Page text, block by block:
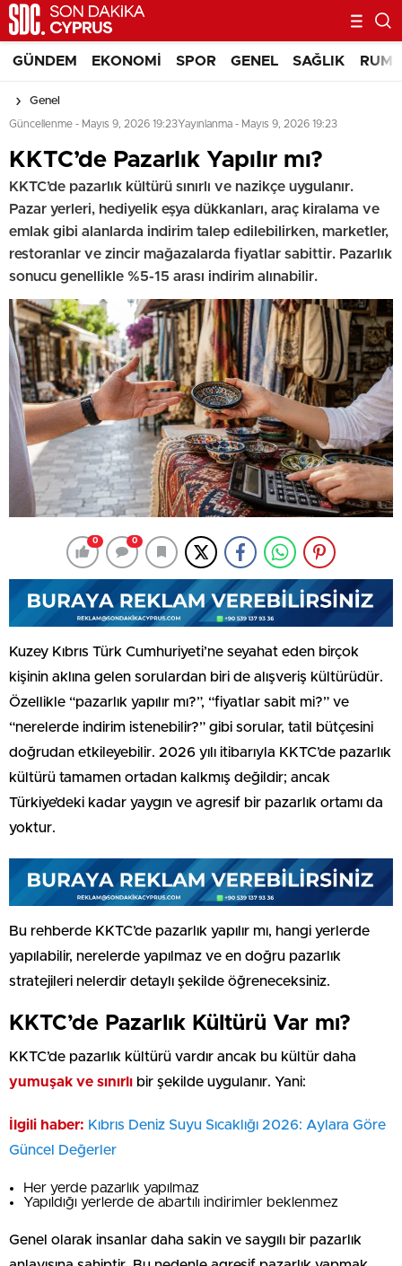
GÜNDEM EKONOMI SPOR GENEL SAĞLIK RUM
Genel
Güncellenme - Mayıs 9, 2026 19:23Yayınlanma - Mayıs 9, 2026 19:23
⁠KKTC’de Pazarlık Yapılır mı?
KKTC’de pazarlık kültürü sınırlı ve nazikçe uygulanır.
Pazar yerleri, hediyelik eşya dükkanları, araç kiralama ve
emlak gibi alanlarda indirim talep edilebilirken, marketler,
restoranlar ve zincir mağazalarda fiyatlar sabittir. Pazarlık
sonucu genellikle %5-15 arası indirim alınabilir.
0 0
Kuzey Kıbrıs Türk Cumhuriyeti’ne seyahat eden birçok
kişinin aklına gelen sorulardan biri de alışveriş kültürüdür.
Özellikle “pazarlık yapılır mı?”, “fiyatlar sabit mi?” ve
“nerelerde indirim istenebilir?” gibi sorular, tatil bütçesini
doğrudan etkileyebilir. 2026 yılı itibarıyla KKTC’de pazarlık
kültürü tamamen ortadan kalkmış değildir; ancak
Türkiye’deki kadar yaygın ve agresif bir pazarlık ortamı da
yoktur.
Bu rehberde KKTC’de pazarlık yapılır mı, hangi yerlerde
yapılabilir, nerelerde yapılmaz ve en doğru pazarlık
stratejileri nelerdir detaylı şekilde öğreneceksiniz.
KKTC’de Pazarlık Kültürü Var mı?
KKTC’de pazarlık kültürü vardır ancak bu kültür daha
yumuşak ve sınırlı bir şekilde uygulanır. Yani:
İlgili haber: Kıbrıs Deniz Suyu Sıcaklığı 2026: Aylara Göre
Güncel Değerler
Her yerde pazarlık yapılmaz
Yapıldığı yerlerde de abartılı indirimler beklenmez
Genel olarak insanlar daha sakin ve saygılı bir pazarlık